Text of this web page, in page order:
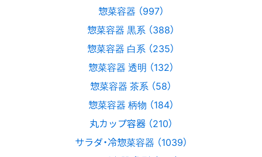
惣菜容器 （997）
惣菜容器 黒系 （388）
惣菜容器 白系 （235）
惣菜容器 透明 （132）
惣菜容器 茶系 （58）
惣菜容器 柄物 （184）
丸カップ容器 （210）
サラダ・冷惣菜容器 （1039）